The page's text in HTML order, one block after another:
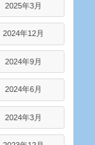
2025年3月
2024年12月
2024年9月
2024年6月
2024年3月